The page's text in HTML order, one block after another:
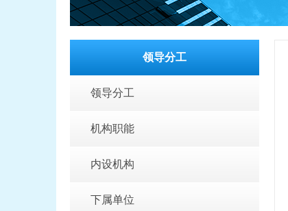
领导分工
领导分工
机构职能
内设机构
下属单位